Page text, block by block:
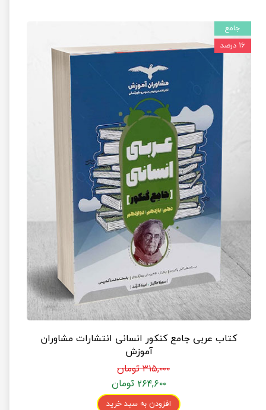
کتاب عربی جامع کنکور انسانی انتشارات مشاوران
آموزش
۳۱۵,۰۰۰ تومان
۲۶۴,۶۰۰ تومان
افزودن به سبد خرید
جامع
۱۶ درصد